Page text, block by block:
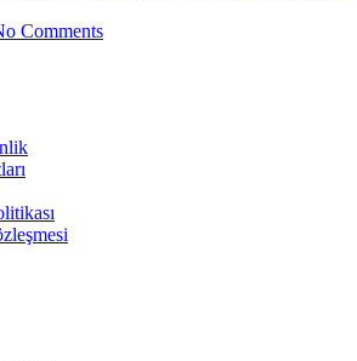
Comments